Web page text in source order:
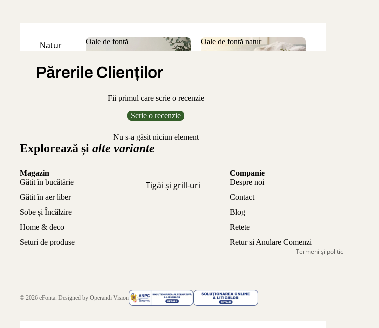
Natur
Oale de fontă
Oale de fontă natur
Tigăi și grill-uri
Părerile Clienților
Fii primul care scrie o recenzie
Scrie o recenzie
Nu s-a găsit niciun element
Explorează și alte variante
Magazin
Gătit în bucătărie
Gătit în aer liber
Sobe și Încălzire
Home & deco
Seturi de produse
Companie
Despre noi
Contact
Blog
Retete
Retur si Anulare Comenzi
© 2026 eFonta. Designed by Operandi Vision
Termeni și politici